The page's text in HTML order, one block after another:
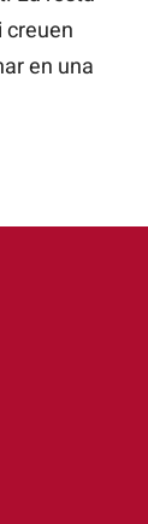
creuen
en una